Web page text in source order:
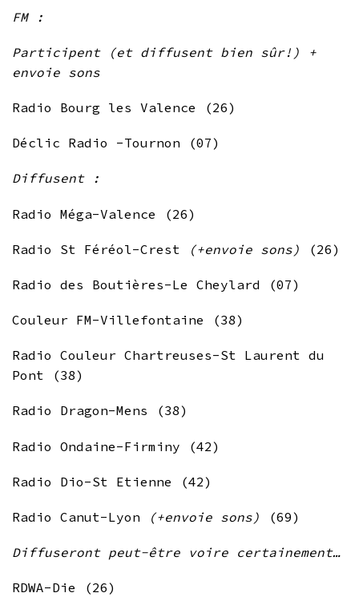
FM :
Participent (et diffusent bien sûr!) +
envoie sons
Radio Bourg les Valence (26)
Déclic Radio -Tournon (07)
Diffusent :
Radio Méga-Valence (26)
Radio St Féréol-Crest (+envoie sons) (26)
Radio des Boutières-Le Cheylard (07)
Couleur FM-Villefontaine (38)
Radio Couleur Chartreuses-St Laurent du
Pont (38)
Radio Dragon-Mens (38)
Radio Ondaine-Firminy (42)
Radio Dio-St Etienne (42)
Radio Canut-Lyon (+envoie sons) (69)
Diffuseront peut-être voire certainement…
RDWA-Die (26)